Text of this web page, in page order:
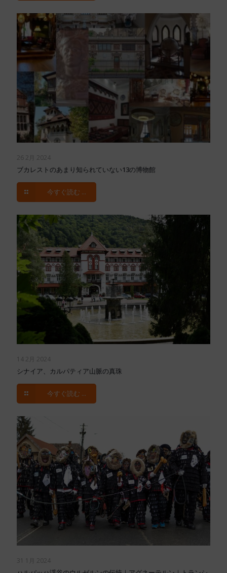
26 2月 2024
ブカレストのあまり知られていない13の博物館
今すぐ読む ...
14 2月 2024
シナイア、カルパティア山脈の真珠
今すぐ読む ...
31 1月 2024